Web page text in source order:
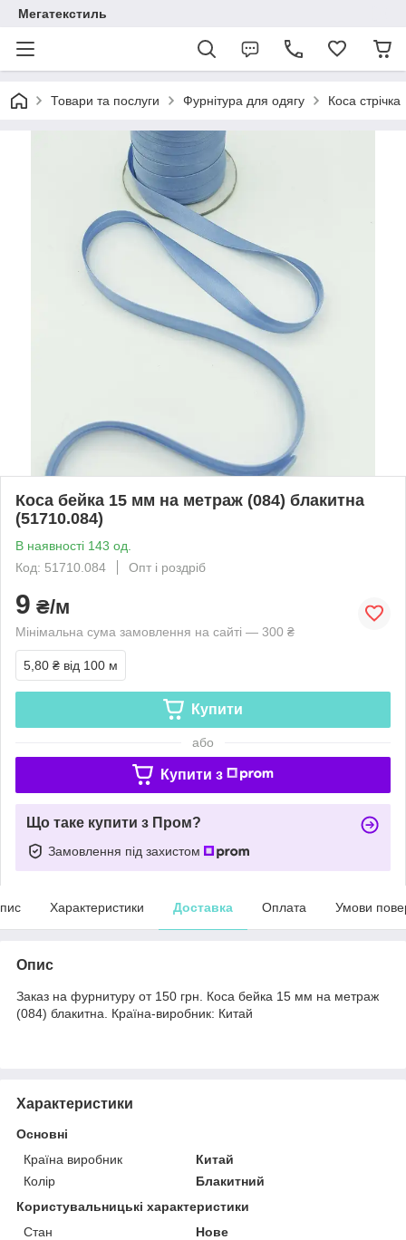
Мегатекстиль
Товари та послуги Фурнітура для одягу Коса стрічка
Коса бейка 15 мм на метраж (084) блакитна
(51710.084)
В наявності 143 од.
Код: 51710.084
Опт і роздріб
9 ₴/м
Мінімальна сума замовлення на сайті — 300 ₴
5,80 ₴ від 100 м
Купити
або
Купити з
Що таке купити з Пром?
Замовлення під захистом
Характеристики Доставка Оплата Умови
Опис
Заказ на фурнитуру от 150 грн. Коса бейка 15 мм на метраж
(084) блакитна. Країна-виробник: Китай
Характеристики
Основні
Країна виробник
Китай
Колір
Блакитний
Користувальницькі характеристики
Стан
Нове